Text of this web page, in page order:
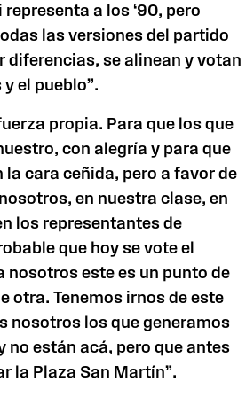
a los ‘90, pero
las versiones del partido
diferencias, se alinean y votan
el pueblo”.
propia. Para que los que
con alegría y para que
cara ceñida, pero a favor de
en nuestra clase, en
los representantes de
que hoy se vote el
nosotros este es un punto de
otra. Tenemos irnos de este
nosotros los que generamos
no están acá, pero que antes
la Plaza San Martín”.